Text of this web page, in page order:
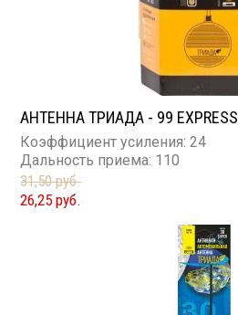
АНТЕННА ТРИАДА - 99 EXPRESS
Коэффициент усиления: 24
Дальность приема: 110
31,50 руб.
26,25 руб.